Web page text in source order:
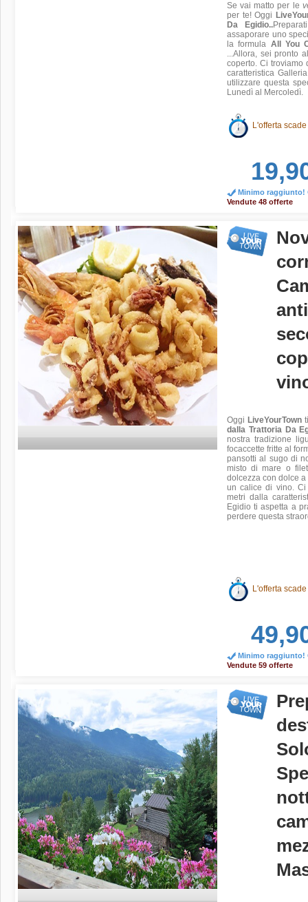
Se vai matto per le
per te! Oggi
Da Egidio..
assaporare uno
la formula All You
...Allora, sei pronto
coperto. Ci troviamo
caratteristica
utilizzare questa
Lunedì al Mercoledì.
L'offerta
Minimo raggiunto!
Vendute 48 offerte
Oggi LiveYourTownti
dalla Trattoria Da
nostra tradizione
focaccette fritte al
pansotti al sugo di
misto di mare o
dolcezza con dolce
un calice di vino. Ci
metri dalla
Egidio ti aspetta a
perdere questa
L'offerta
Minimo raggiunto!
Vendute 59 offerte